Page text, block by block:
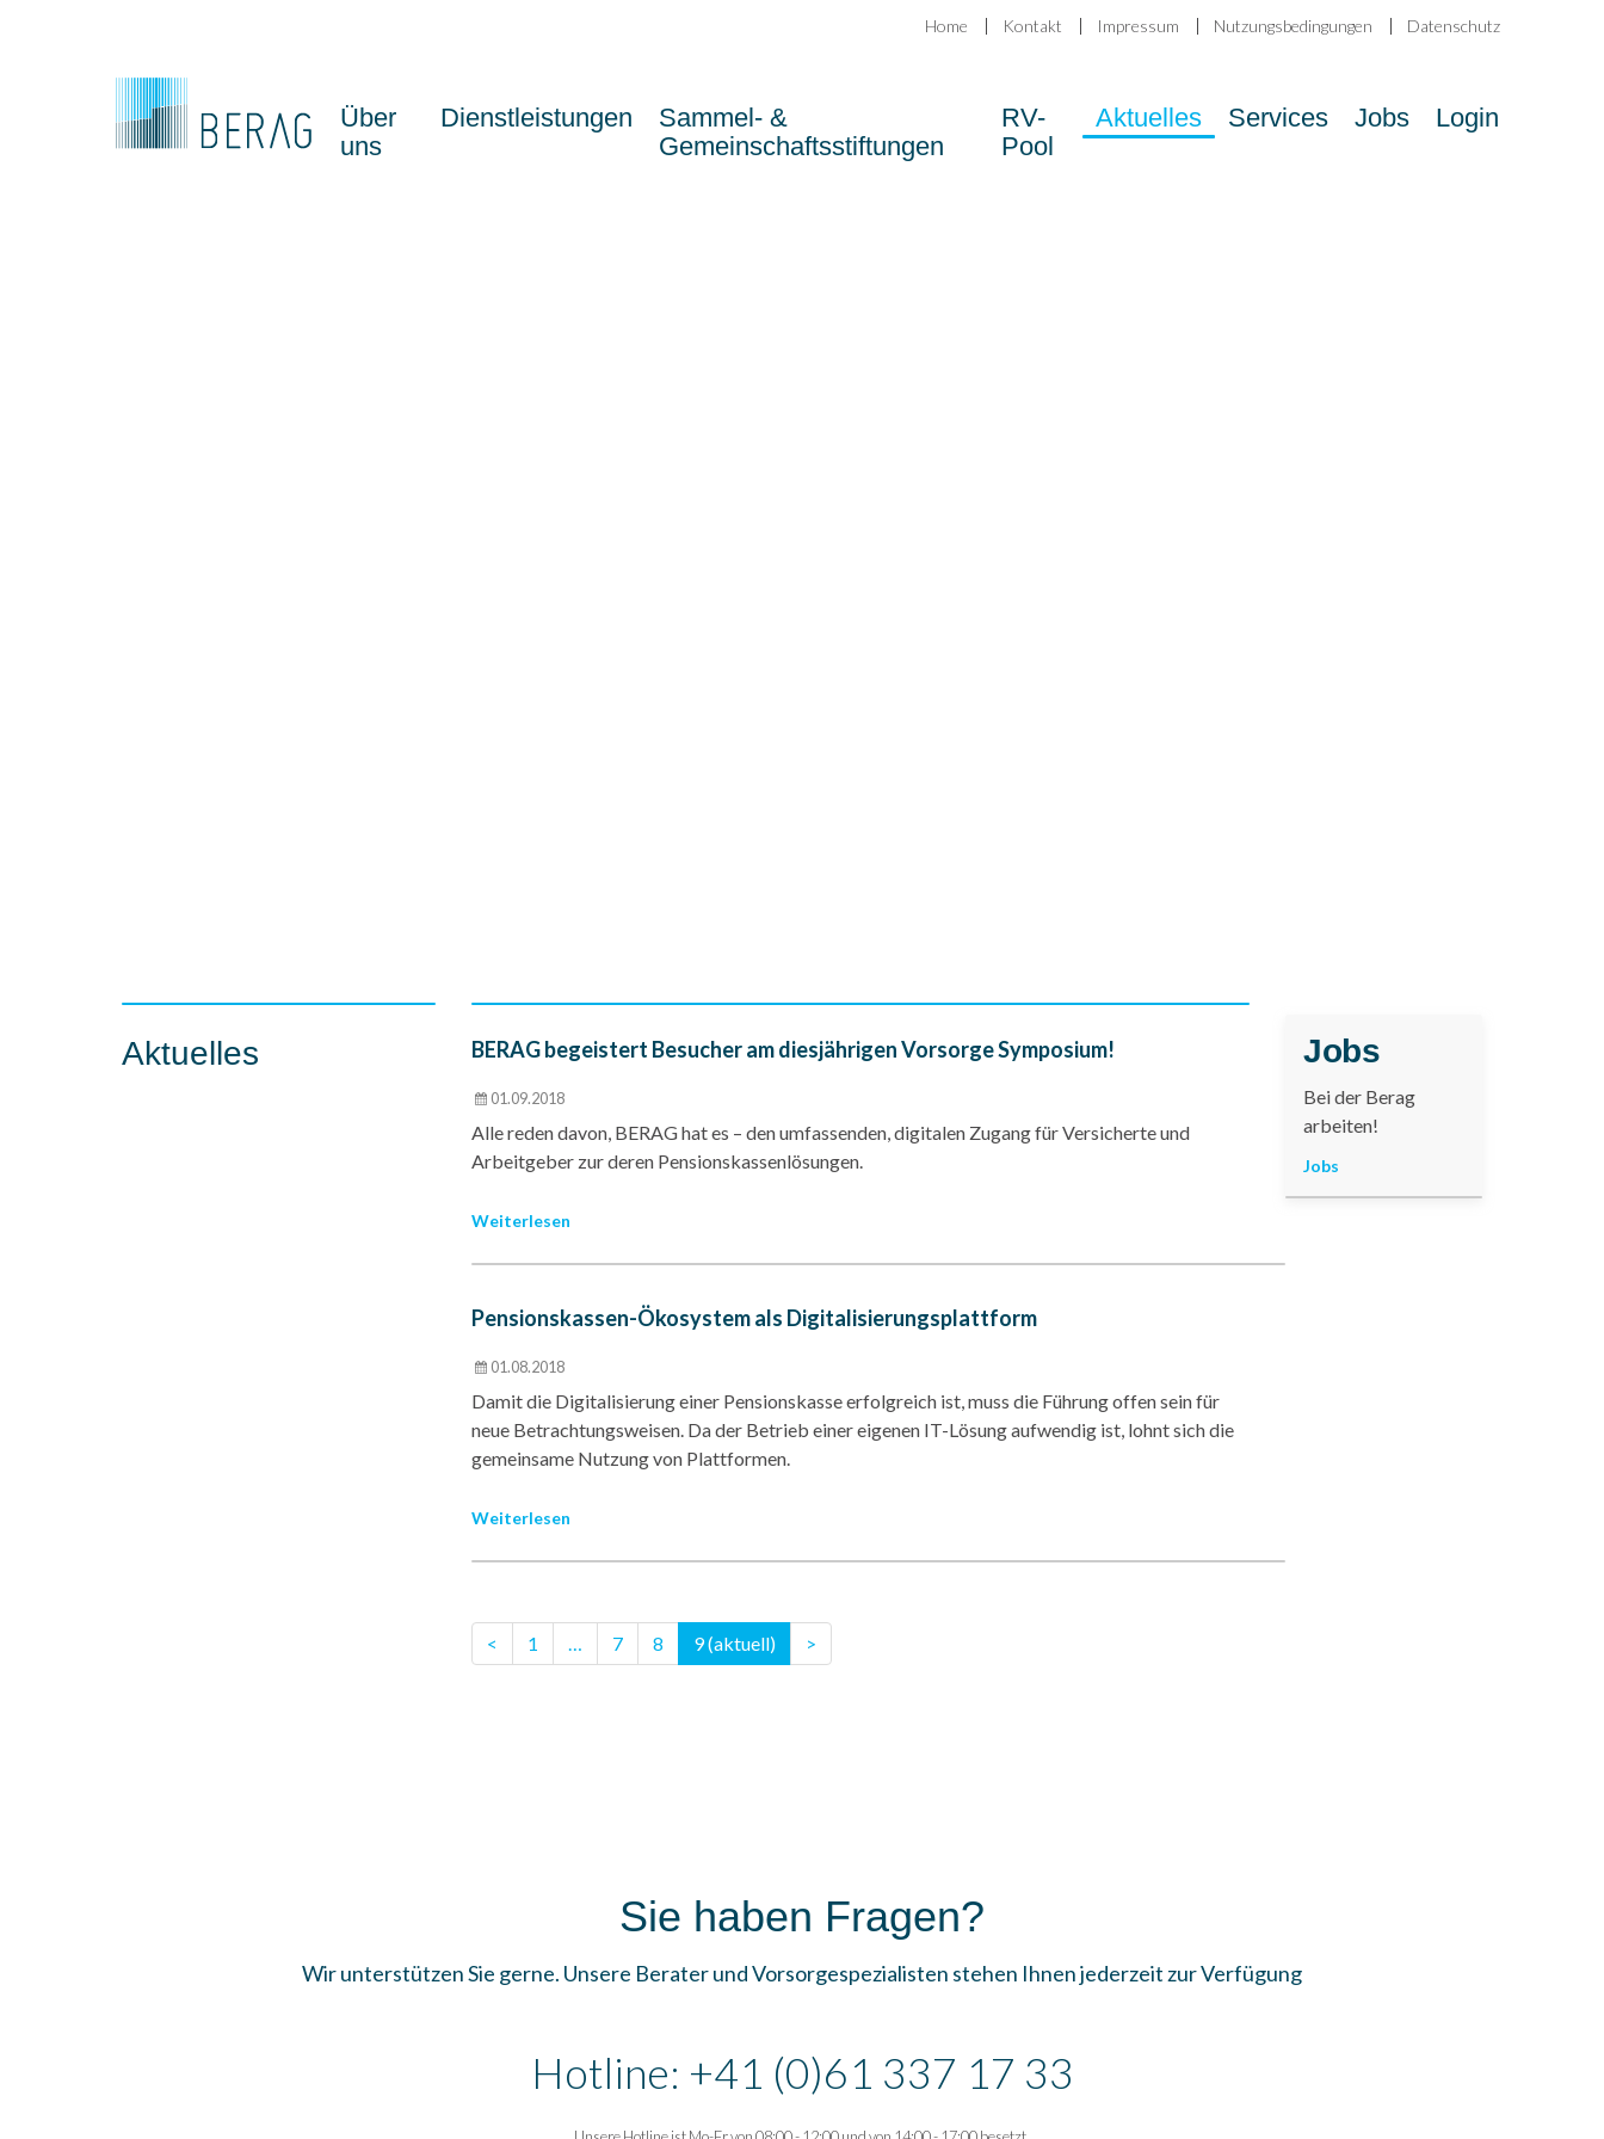
Home Kontakt Impressum Nutzungsbedingungen Datenschutz
Über
uns
Dienstleistungen
Sammel- &
Gemeinschaftsstiftungen
RV-
Pool
Aktuelles Services Jobs Login
HORIZONT
KENNT KEINE
GRENZEN.
IHRE
LIEGT UNS AM
Aktuelles BERAG begeistert Besucher am diesjährigen Vorsorge Symposium!
01.09.2018
Alle reden davon, BERAG hat es – den umfassenden, digitalen Zugang für Versicherte und
Arbeitgeber zur deren Pensionskassenlösungen.
Weiterlesen
Pensionskassen-Ökosystem als Digitalisierungsplattform
01.08.2018
Damit die Digitalisierung einer Pensionskasse erfolgreich ist, muss die Führung offen sein für
neue Betrachtungsweisen. Da der Betrieb einer eigenen IT-Lösung aufwendig ist, lohnt sich die
gemeinsame Nutzung von Plattformen.
Weiterlesen
< 1 7 8 9(aktuell) >
Jobs
Bei der Berag
arbeiten!
Jobs
Sie haben Fragen?
Wir unterstützen Sie gerne. Unsere Berater und Vorsorgespezialisten stehen Ihnen jederzeit zur Verfügung
Hotline: +41 (0)61 337 17 33